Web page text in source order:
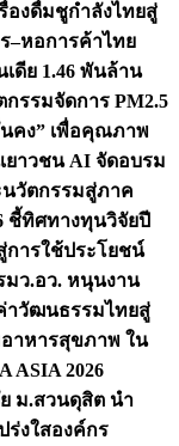
องดื่มชูกำลังไทยสู่
–หอการค้าไทย
ดีย 1.46 พันล้าน
รรมจัดการ PM2.5
คง” เพื่อคุณภาพ
ยาวชน AI จัดอบรม
วัตกรรมสู่ภาค
ชี้ทิศทางทุนวิจัยปี
การใช้ประโยชน์
มว.อว. หนุนงาน
าวัฒนธรรมไทยสู่
าหารสุขภาพ ใน
ASIA 2026
ม.สวนดุสิต นำ
ร่งใสองค์กร